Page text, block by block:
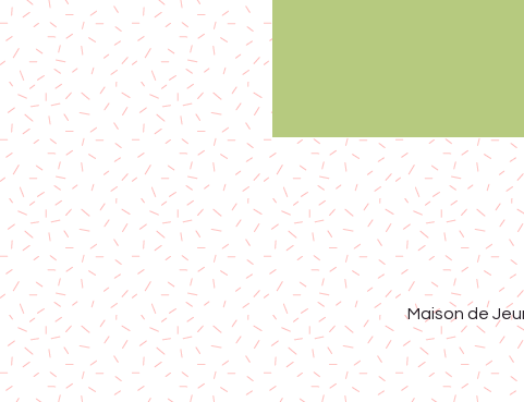
Maison de